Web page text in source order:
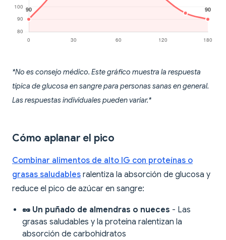
*No es consejo médico. Este gráfico muestra la respuesta
típica de glucosa en sangre para personas sanas en general.
Las respuestas individuales pueden variar.*
Cómo aplanar el pico
Combinar alimentos de alto IG con proteínas o
grasas saludables ralentiza la absorción de glucosa y
reduce el pico de azúcar en sangre:
🥜 Un puñado de almendras o nueces - Las
grasas saludables y la proteína ralentizan la
absorción de carbohidratos